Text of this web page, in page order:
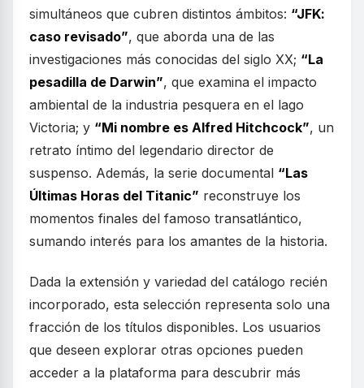
simultáneos que cubren distintos ámbitos: “JFK:
caso revisado”, que aborda una de las
investigaciones más conocidas del siglo XX; “La
pesadilla de Darwin”, que examina el impacto
ambiental de la industria pesquera en el lago
Victoria; y “Mi nombre es Alfred Hitchcock”, un
retrato íntimo del legendario director de
suspenso. Además, la serie documental “Las
Últimas Horas del Titanic” reconstruye los
momentos finales del famoso transatlántico,
sumando interés para los amantes de la historia.
Dada la extensión y variedad del catálogo recién
incorporado, esta selección representa solo una
fracción de los títulos disponibles. Los usuarios
que deseen explorar otras opciones pueden
acceder a la plataforma para descubrir más